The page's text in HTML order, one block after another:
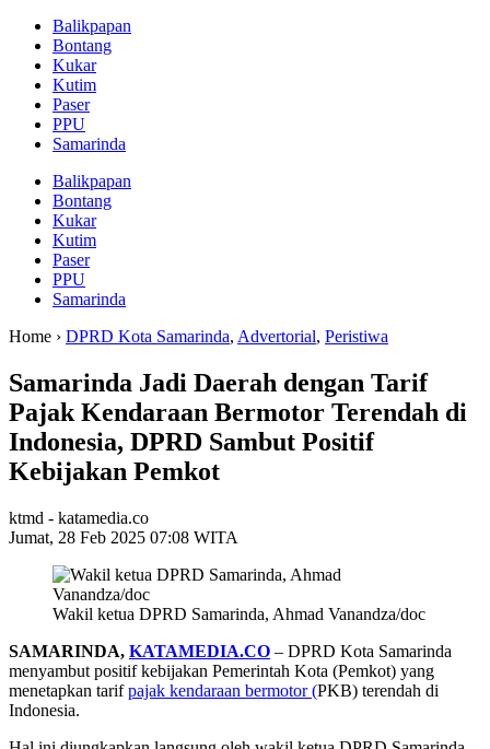
Balikpapan
Bontang
Kukar
Kutim
Paser
PPU
Samarinda
Balikpapan
Bontang
Kukar
Kutim
Paser
PPU
Samarinda
Home › DPRD Kota Samarinda, Advertorial, Peristiwa
Samarinda Jadi Daerah dengan Tarif
Pajak Kendaraan Bermotor Terendah di
Indonesia, DPRD Sambut Positif
Kebijakan Pemkot
ktmd - katamedia.co
Jumat, 28 Feb 2025 07:08 WITA
Wakil ketua DPRD Samarinda, Ahmad Vanandza/doc
SAMARINDA, KATAMEDIA.CO – DPRD Kota Samarinda
menyambut positif kebijakan Pemerintah Kota (Pemkot) yang
menetapkan tarifpajak kendaraan bermotor (PKB) terendah di
Indonesia.